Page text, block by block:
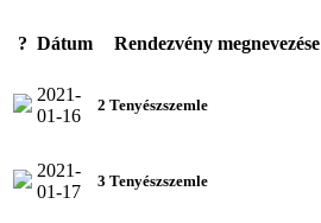
? Dátum Rendezvény megnevezése
2021-
01-16
2 Tenyészszemle
2021-
01-17
3 Tenyészszemle